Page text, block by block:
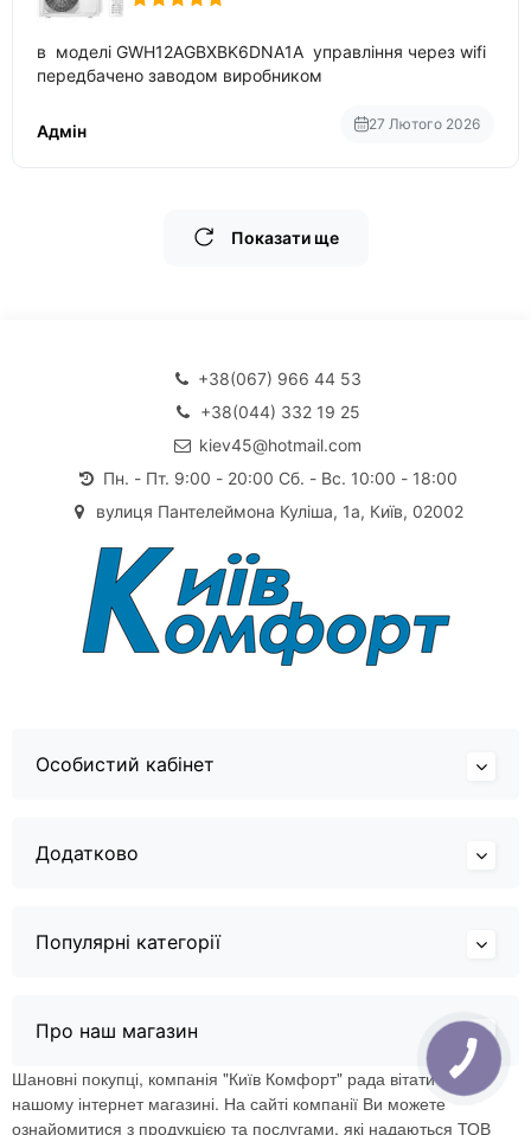
в моделі GWH12AGBXBK6DNA1A управління через wifi
передбачено заводом виробником
Адмін 27 Лютого 2026
Показати ще
+38(067) 966 44 53
+38(044) 332 19 25
kiev45@hotmail.com
Пн. - Пт. 9:00 - 20:00 Сб. - Вс. 10:00 - 18:00
вулиця Пантелеймона Куліша, 1а, Київ, 02002
Особистий кабінет
Додатково
Популярні категорії
Про наш магазин
Шановні покупці, компанія "Київ Комфорт" рада вітати Вас в
нашому інтернет магазині. На сайті компанії Ви можете
ознайомитися з продукцією та послугами, які надаються ТОВ